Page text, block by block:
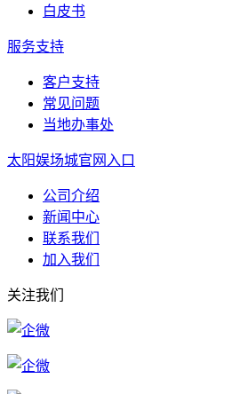
白皮书
服务支持
客户支持
常见问题
当地办事处
太阳娱场城官网入口
公司介绍
新闻中心
联系我们
加入我们
关注我们